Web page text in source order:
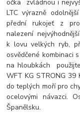
očka zvládnou i
LTC výrazně
přední rukojeť z
nalezení
k lovu velkých ryb,
osvědčené kombinaci
na hloubkách
WFT KG STRONG
do teplých moří pro
ocelovými návazci.
Španělsku.